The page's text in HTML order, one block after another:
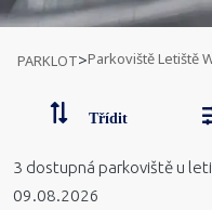
PARKLOT>Parkoviště Letiště
Třídit
3 dostupná parkoviště u
09.08.2026